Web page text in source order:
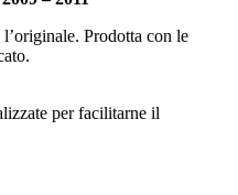
Prodotta con le
per facilitarne il